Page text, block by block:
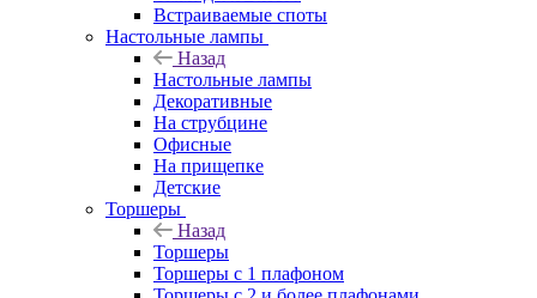
Встраиваемые споты
Настольные лампы
Назад
Настольные лампы
Декоративные
На струбцине
Офисные
На прищепке
Детские
Торшеры
Назад
Торшеры
Торшеры с 1 плафоном